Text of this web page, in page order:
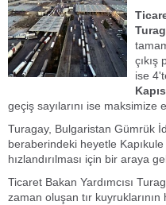
çıkış
ise
geçiş sayılarını ise maksimize
Turagay, Bulgaristan Gümrük
beraberindeki heyetle Kapıkule
hızlandırılması için bir araya
Ticaret Bakan Yardımcısı
zaman oluşan tır